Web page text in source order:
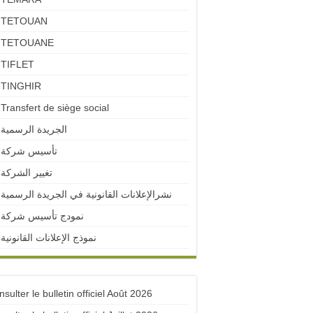
TETOUAN
TETOUANE
TIFLET
TINGHIR
Transfert de siège social
الجريدة الرسمية
تأسيس شركة
تغيير الشركة
نشرالإعلانات القانونية في الجريدة الرسمية
نمودج تأسيس شركة
نموذج الإعلانات القانونية
le bulletin officiel Août 2026